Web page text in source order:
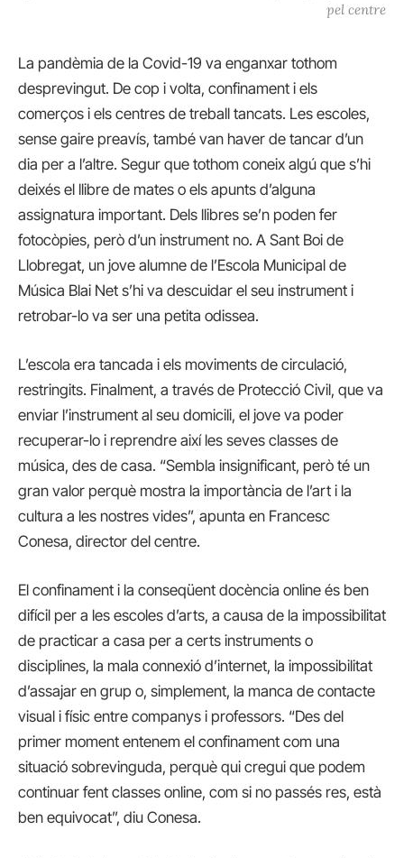
pel centre
La pandèmia de la Covid-19 va enganxar tothom
desprevingut. De cop i volta, confinament i els
comerços i els centres de treball tancats. Les escoles,
sense gaire preavís, també van haver de tancar d’un
dia per a l’altre. Segur que tothom coneix algú que s’hi
deixés el llibre de mates o els apunts d’alguna
assignatura important. Dels llibres se’n poden fer
fotocòpies, però d’un instrument no. A Sant Boi de
Llobregat, un jove alumne de l’Escola Municipal de
Música Blai Net s’hi va descuidar el seu instrument i
retrobar-lo va ser una petita odissea.
L’escola era tancada i els moviments de circulació,
restringits. Finalment, a través de Protecció Civil, que va
enviar l’instrument al seu domicili, el jove va poder
recuperar-lo i reprendre així les seves classes de
música, des de casa. “Sembla insignificant, però té un
gran valor perquè mostra la importància de l’art i la
cultura a les nostres vides”, apunta en Francesc
Conesa, director del centre.
El confinament i la conseqüent docència online és ben
difícil per a les escoles d’arts, a causa de la impossibilitat
de practicar a casa per a certs instruments o
disciplines, la mala connexió d’internet, la impossibilitat
d’assajar en grup o, simplement, la manca de contacte
visual i físic entre companys i professors. “Des del
primer moment entenem el confinament com una
situació sobrevinguda, perquè qui cregui que podem
continuar fent classes online, com si no passés res, està
ben equivocat”, diu Conesa.